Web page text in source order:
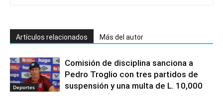
Artículos relacionados Más del autor
Deportes
Comisión de disciplina sanciona a
Pedro Troglio con tres partidos de
suspensión y una multa de L. 10,000